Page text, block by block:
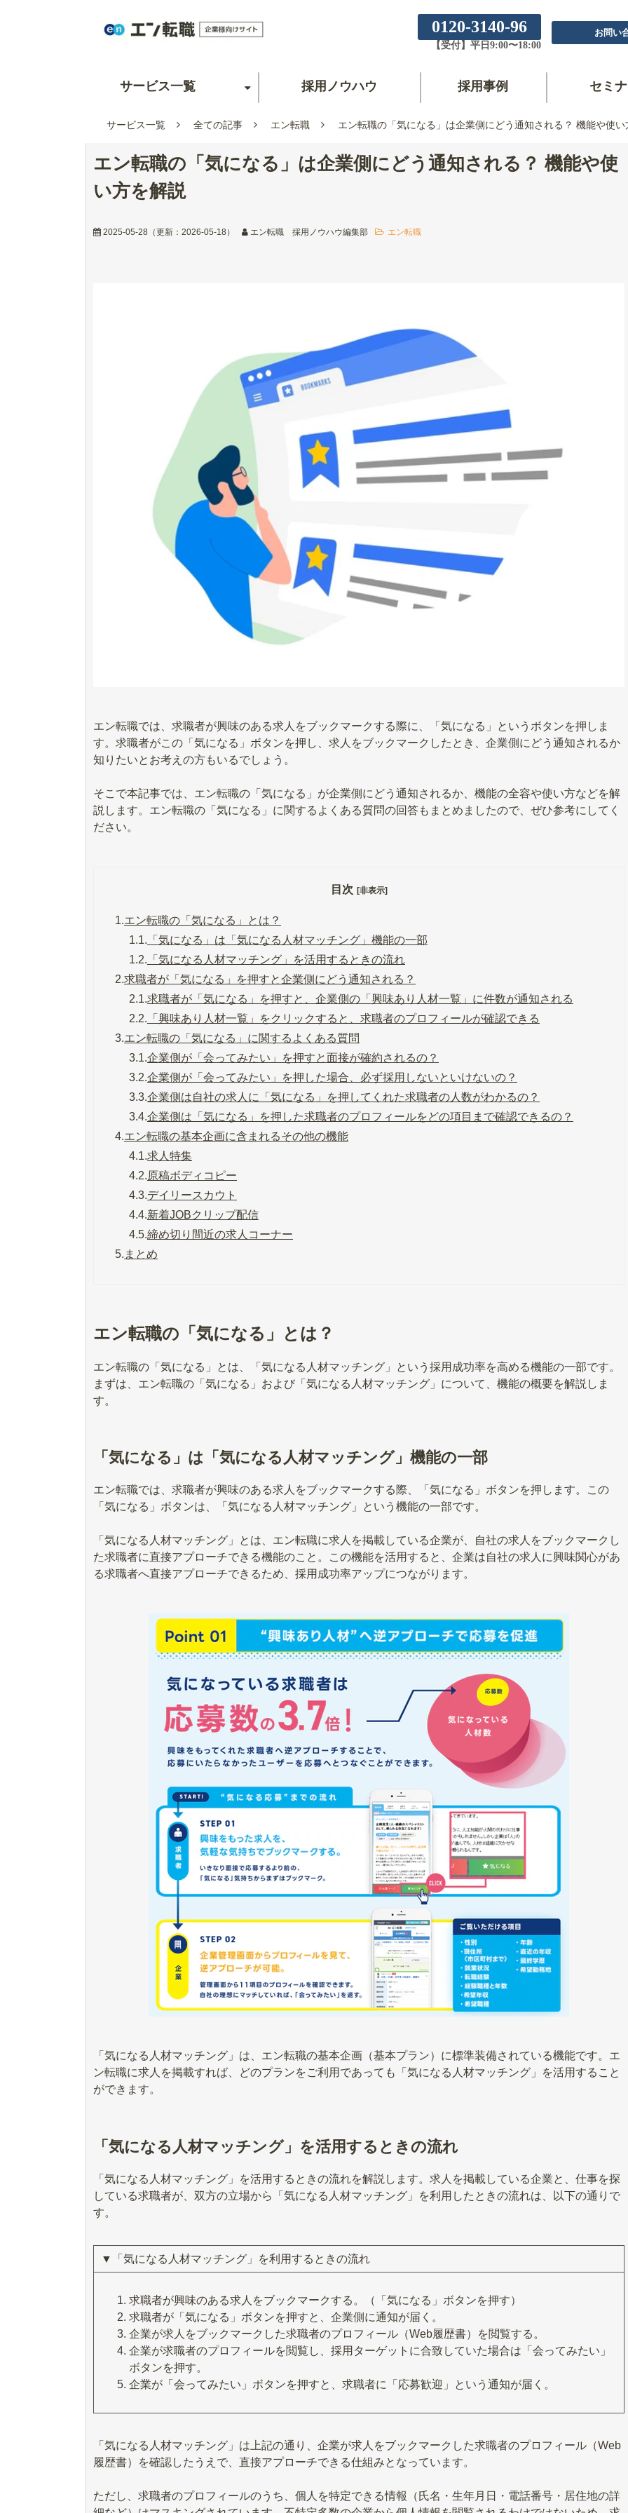
0120-3140-96
【受付】平日9:00〜18:00
お問い
サービス一覧 採用ノウハウ 採用事例 セミ
サービス一覧 全ての記事 エン転職 エン転職の「気になる」は企業側にどう通知される？ 機能や使い
エン転職の「気になる」は企業側にどう通知される？ 機能や使
い方を解説
2025-05-28 （更新： 2026-05-18 ） エン転職 採用ノウハウ編集部 エン転職
エン転職では、求職者が興味のある求人をブックマークする際に、「気になる」というボタンを押しま
す。求職者がこの「気になる」ボタンを押し、求人をブックマークしたとき、企業側にどう通知されるか
知りたいとお考えの方もいるでしょう。
そこで本記事では、エン転職の「気になる」が企業側にどう通知されるか、機能の全容や使い方などを解
説します。エン転職の「気になる」に関するよくある質問の回答もまとめましたので、ぜひ参考にしてく
ださい。
目次 [非表示]
1.エン転職の「気になる」とは？
1.1. 「気になる」は「気になる人材マッチング」機能の一部
1.2. 「気になる人材マッチング」を活用するときの流れ
2.求職者が「気になる」を押すと企業側にどう通知される？
2.1.求職者が「気になる」を押すと、企業側の「興味あり人材一覧」に件数が通知される
2.2. 「興味あり人材一覧」をクリックすると、求職者のプロフィールが確認できる
3.エン転職の「気になる」に関するよくある質問
3.1.企業側が「会ってみたい」を押すと面接が確約されるの？
3.2.企業側が「会ってみたい」を押した場合、必ず採用しないといけないの？
3.3.企業側は自社の求人に「気になる」を押してくれた求職者の人数がわかるの？
3.4.企業側は「気になる」を押した求職者のプロフィールをどの項目まで確認できるの？
4.エン転職の基本企画に含まれるその他の機能
4.1.求人特集
4.2.原稿ボディコピー
4.3.デイリースカウト
4.4.新着JOBクリップ配信
4.5.締め切り間近の求人コーナー
5. まとめ
エン転職の「気になる」とは？
エン転職の「気になる」とは、「気になる人材マッチング」という採用成功率を高める機能の一部です。
まずは、エン転職の「気になる」および「気になる人材マッチング」について、機能の概要を解説しま
す。
「気になる」は「気になる人材マッチング」機能の一部
エン転職では、求職者が興味のある求人をブックマークする際、「気になる」ボタンを押します。この
「気になる」ボタンは、「気になる人材マッチング」という機能の一部です。
「気になる人材マッチング」とは、エン転職に求人を掲載している企業が、自社の求人をブックマークし
た求職者に直接アプローチできる機能のこと。この機能を活用すると、企業は自社の求人に興味関心があ
る求職者へ直接アプローチできるため、採用成功率アップにつながります。
「気になる人材マッチング」は、エン転職の基本企画（基本プラン）に標準装備されている機能です。エ
ン転職に求人を掲載すれば、どのプランをご利用であっても「気になる人材マッチング」を活用すること
ができます。
「気になる人材マッチング」を活用するときの流れ
「気になる人材マッチング」を活用するときの流れを解説します。求人を掲載している企業と、仕事を探
している求職者が、双方の立場から「気になる人材マッチング」を利用したときの流れは、以下の通りで
す。
▼「気になる人材マッチング」を利用するときの流れ
求職者が興味のある求人をブックマークする。（「気になる」ボタンを押す）
求職者が「気になる」ボタンを押すと、企業側に通知が届く。
企業が求人をブックマークした求職者のプロフィール（Web履歴書）を閲覧する。
企業が求職者のプロフィールを閲覧し、採用ターゲットに合致していた場合は「会ってみたい」
ボタンを押す。
企業が「会ってみたい」ボタンを押すと、求職者に「応募歓迎」という通知が届く。
「気になる人材マッチング」は上記の通り、企業が求人をブックマークした求職者のプロフィール（Web
履歴書）を確認したうえで、直接アプローチできる仕組みとなっています。
ただし、求職者のプロフィールのうち、個人を特定できる情報（氏名・生年月日・電話番号・居住地の詳